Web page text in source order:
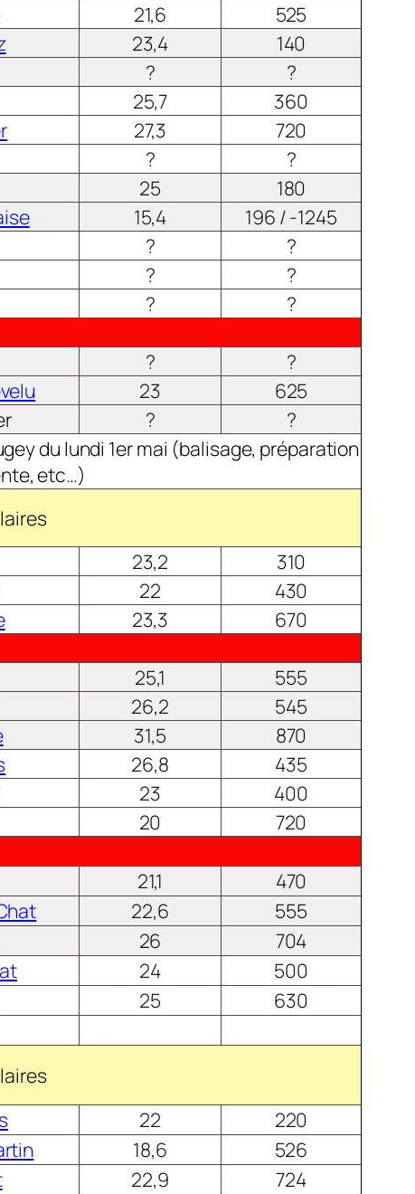
21,6
525
23,4
140
? ?
25,7
360
27,3
720
?
?
25
180
15,4 196 / -1245
?
?
?
?
?
?
?
?
23
625
?
?
du lundi 1er mai (balisage, préparation
etc…)
23,2
310
22
430
23,3
670
25,1
555
26,2
545
31,5 870
26,8
435
23
400
20
720
21,1
470
22,6
555
26 704
24
500
25
630
22
220
18,6
526
22,9 724